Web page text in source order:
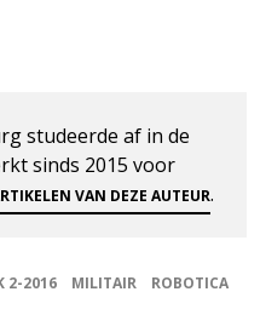
studeerde af in de
sinds 2015 voor
VAN DEZE AUTEUR.
2-2016 MILITAIR
ROBOTICA